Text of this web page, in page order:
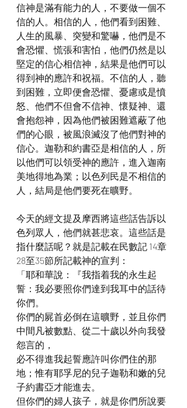
信神是滿有能力的人，不要做一個不
信的人。相信的人，他們看到困難、
人生的風暴、突變和驚嚇，他們是不
會恐懼、慌張和害怕，他們仍然是以
堅定的信心相信神，結果是他們可以
得到神的應許和祝福。不信的人，聽
到困難，立即便會恐懼、憂慮或是憤
怒、他們不但會不信神、懷疑神、還
會抱怨神，因為他們被困難遮蔽了他
們的心眼，被風浪滅沒了他們對神的
信心。迦勒和約書亞是相信的人，所
以他們可以領受神的應許，進入迦南
美地得地為業；以色列民是不相信的
人，結局是他們要死在曠野。
今天的經文提及摩西將這些話告訴以
色列眾人，他們就甚悲哀。這些話是
指什麼話呢？就是記載在民數記 14章
28至35節所記載神的宣判：
「耶和華說：『我指着我的永生起
誓：我必要照你們達到我耳中的話待
你們。
你們的屍首必倒在這曠野，並且你們
中間凡被數點、從二十歲以外向我發
怨言的，
必不得進我起誓應許叫你們住的那
地；惟有耶孚尼的兒子迦勒和嫩的兒
子約書亞才能進去。
但你們的婦人孩子，就是你們所說要